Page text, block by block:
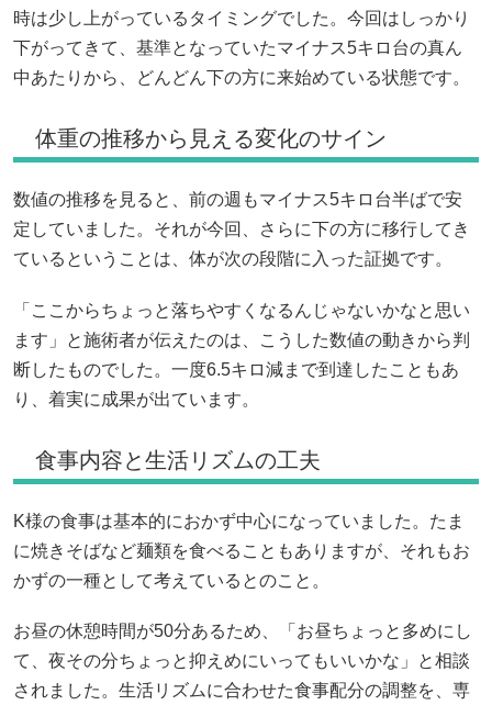
時は少し上がっているタイミングでした。今回はしっかり
下がってきて、基準となっていたマイナス5キロ台の真ん
中あたりから、どんどん下の方に来始めている状態です。
体重の推移から見える変化のサイン
数値の推移を見ると、前の週もマイナス5キロ台半ばで安
定していました。それが今回、さらに下の方に移行してき
ているということは、体が次の段階に入った証拠です。
「ここからちょっと落ちやすくなるんじゃないかなと思い
ます」と施術者が伝えたのは、こうした数値の動きから判
断したものでした。一度6.5キロ減まで到達したこともあ
り、着実に成果が出ています。
食事内容と生活リズムの工夫
K様の食事は基本的におかず中心になっていました。たま
に焼きそばなど麺類を食べることもありますが、それもお
かずの一種として考えているとのこと。
お昼の休憩時間が50分あるため、「お昼ちょっと多めにし
て、夜その分ちょっと抑えめにいってもいいかな」と相談
されました。生活リズムに合わせた食事配分の調整を、専